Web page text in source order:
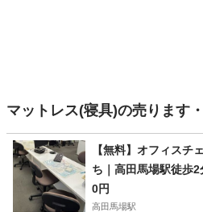
マットレス(寝具)の売ります
【無料】オフィスチ
ち｜高田馬場駅徒歩2
0円
高田馬場駅